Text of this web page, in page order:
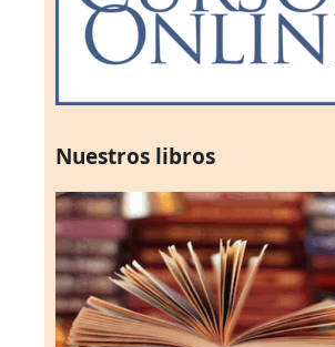
Nuestros libros